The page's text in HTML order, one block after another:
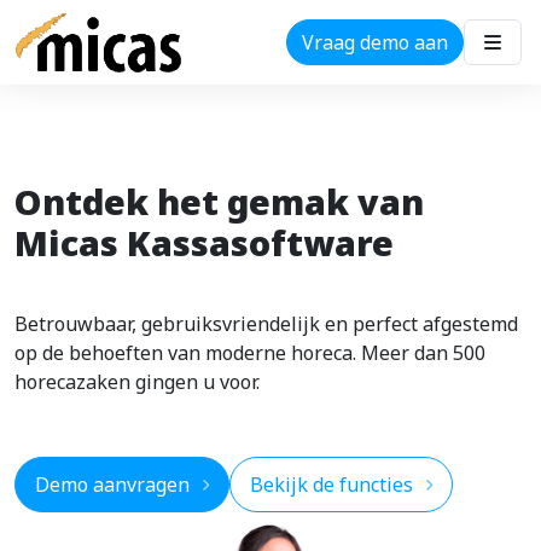
Vraag demo aan
Ontdek het gemak van
Micas Kassasoftware
Betrouwbaar, gebruiksvriendelijk en perfect afgestemd
op de behoeften van moderne horeca. Meer dan 500
horecazaken gingen u voor.
Demo aanvragen Bekijk de functies